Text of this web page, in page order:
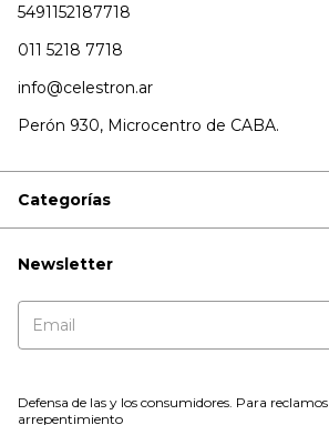
5491152187718
011 5218 7718
info@celestron.ar
Perón 930, Microcentro de CABA.
Categorías
Newsletter
Defensa de las y los consumidores. Para reclamos
arrepentimiento